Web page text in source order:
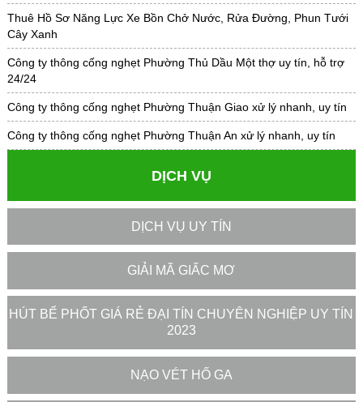
Thuê Hồ Sơ Năng Lực Xe Bồn Chở Nước, Rửa Đường, Phun Tưới
Cây Xanh
Công ty thông cống nghẹt Phường Thủ Dầu Một thợ uy tín, hỗ trợ
24/24
Công ty thông cống nghẹt Phường Thuận Giao xử lý nhanh, uy tín
Công ty thông cống nghẹt Phường Thuận An xử lý nhanh, uy tín
DỊCH VỤ
DỊCH VỤ UY TÍN
GIẢI MÃ GIẤC MƠ
HÚT BỂ PHỐT GIÁ RẺ ĐẠI TÍN CHUYÊN NGHIỆP UY TÍN
2023
NẠO VÉT HỐ GA